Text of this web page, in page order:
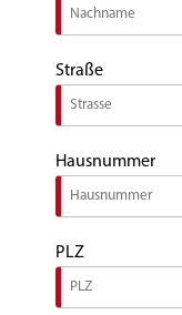
Straße
Hausnummer
PLZ